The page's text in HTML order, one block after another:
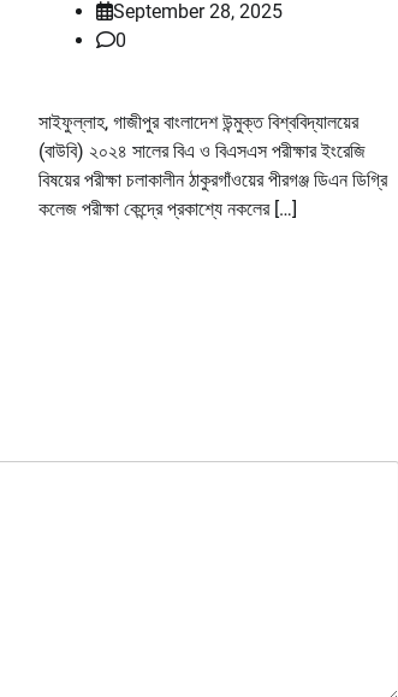
September 28, 2025
0
সাইফুল্লাহ, গাজীপুর বাংলাদেশ উন্মুক্ত বিশ্ববিদ্যালয়ের
(বাউবি) ২০২৪ সালের বিএ ও বিএসএস পরীক্ষার ইংরেজি
বিষয়ের পরীক্ষা চলাকালীন ঠাকুরগাঁওয়ের পীরগঞ্জ ডিএন ডিগ্রি
কলেজ পরীক্ষা কেন্দ্রে প্রকাশ্যে নকলের […]